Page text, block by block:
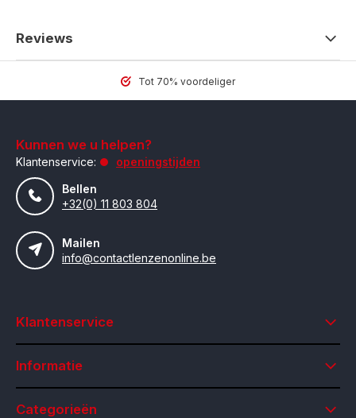
Reviews
Tot 70% voordeliger
Kunnen we u helpen?
Klantenservice:
openingstijden
Bellen
+32(0) 11 803 804
Mailen
info@contactlenzenonline.be
Klantenservice
Informatie
Categorieën